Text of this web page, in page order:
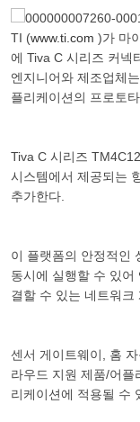
TI (www.ti.com )가 마
에 Tiva C 시리즈 커넥
엔지니어와 제조업체
플리케이션의 프로토
Tiva C 시리즈
시스템에서 제공되는
추가한다.
이 플랫폼의 안정적인
동시에 실행할 수 있어
결할 수 있는 네트워크
센서 게이트웨이, 홈
라우드 지원 제품/어플
리케이션에 적용될 수